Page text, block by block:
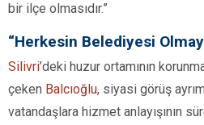
bir ilçe olmasıdır.”
“Herkesin Belediyesi
Silivri’deki huzur ortamının
çeken Balcıoğlu, siyasi görüş
vatandaşlara hizmet anlayışının